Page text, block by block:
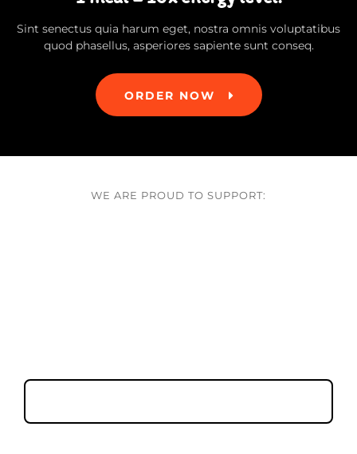
Sint senectus quia harum eget, nostra omnis voluptatibus
quod phasellus, asperiores sapiente sunt conseq.
ORDER NOW
WE ARE PROUD TO SUPPORT: